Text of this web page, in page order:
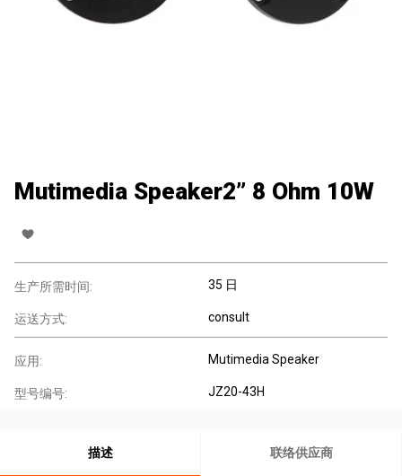
Mutimedia Speaker2” 8 Ohm 10W
生产所需时间: 35 日
运送方式: consult
应用: Mutimedia Speaker
型号编号: JZ20-43H
描述 联络供应商